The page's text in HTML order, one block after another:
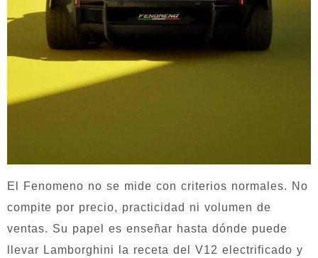
El Fenomeno no se mide con criterios normales. No
compite por precio, practicidad ni volumen de
ventas. Su papel es enseñar hasta dónde puede
llevar Lamborghini la receta del V12 electrificado y